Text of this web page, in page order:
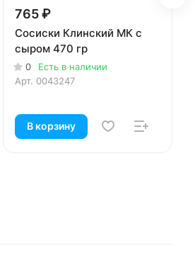
765 ₽
Сосиски Клинский МК с
сыром 470 гр
0
Есть в наличии
Арт. 0043247
В корзину